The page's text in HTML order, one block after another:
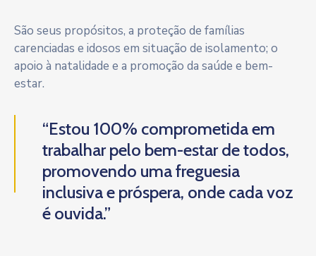
São seus propósitos, a proteção de famílias
carenciadas e idosos em situação de isolamento; o
apoio à natalidade e a promoção da saúde e bem-
estar.
“Estou 100% comprometida em
trabalhar pelo bem-estar de todos,
promovendo uma freguesia
inclusiva e próspera, onde cada voz
é ouvida.”